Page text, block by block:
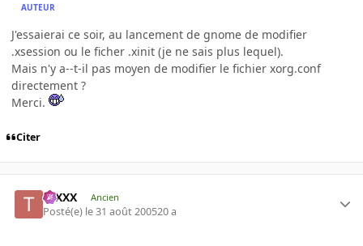
AUTEUR
J'essaierai ce soir, au lancement de gnome de modifier
.xsession ou le ficher .xinit (je ne sais plus lequel).
Mais n'y a--t-il pas moyen de modifier le fichier xorg.conf
directement ?
Merci.
Citer
tuXXX Ancien
Posté(e) le 31 août 200520 a